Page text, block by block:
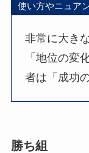
使い方やニュア
非常に大き
「地位の変
者は「成功
勝ち組